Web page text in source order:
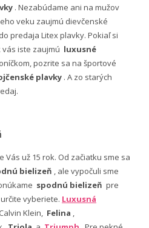
. Nezabúdame ani na mužov
veku zaujmú dievčenské
predaja Litex plavky. Pokiaľ si
iste zaujmú luxusné
pozrite sa na športové
plavky . A zo starých
už 15 rok. Od začiatku sme sa
bielizeň , ale vypočuli sme
spodnú bielizeň pre
vyberiete. Luxusná
Klein, Felina ,